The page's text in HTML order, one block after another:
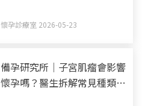
懷孕診療室 2026-05-23
備孕研究所｜子宮肌瘤會影響
懷孕嗎？醫生拆解常見種類